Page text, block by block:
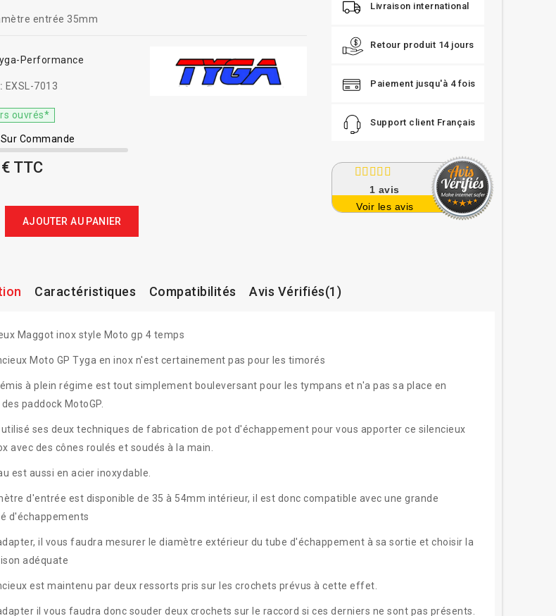
entrée 35mm
Performance
EXSL-7013
ouvrés*
Commande
TTC
AJOUTER AU PANIER
Livraison international
Retour produit 14 jours
Paiement jusqu'à 4 fois
Support client Français
1 avis
Voir les avis
Caractéristiques Compatibilités Avis Vérifiés(1)
Maggot inox style Moto gp 4 temps
Moto GP Tyga en inox n'est certainement pas pour les timorés
émis à plein régime est tout simplement bouleversant pour les tympans et n'a pas sa place en
paddock MotoGP.
ses deux techniques de fabrication de pot d'échappement pour vous apporter ce silencieux
avec des cônes roulés et soudés à la main.
est aussi en acier inoxydable.
d'entrée est disponible de 35 à 54mm intérieur, il est donc compatible avec une grande
d'échappements
il vous faudra mesurer le diamètre extérieur du tube d'échappement à sa sortie et choisir la
adéquate
est maintenu par deux ressorts pris sur les crochets prévus à cette effet.
il vous faudra donc souder deux crochets sur le raccord si ces derniers ne sont pas présents.